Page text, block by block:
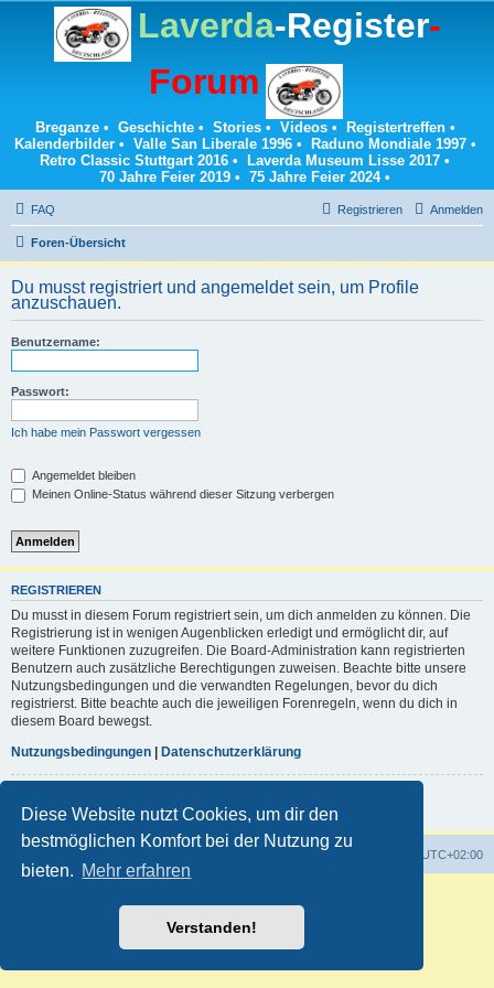
Diese Website nutzt Cookies, um dir den
bestmöglichen Komfort bei der Nutzung zu
bieten. Mehr erfahren
Verstanden!
Laverda-Register-
Forum
Breganze• Geschichte• Stories• Videos• Registertreffen•
Kalenderbilder• Valle San Liberale 1996• Raduno Mondiale 1997•
Retro Classic Stuttgart 2016 • Laverda Museum Lisse 2017 •
70 Jahre Feier 2019 • 75 Jahre Feier 2024•
FAQ Anmelden
Registrieren
Foren-Übersicht
Du musst registriert und angemeldet sein, um Profile
anzuschauen.
Benutzername:
Passwort:
Ich habe mein Passwort vergessen
Angemeldet bleiben
Meinen Online-Status während dieser Sitzung verbergen
REGISTRIEREN
Du musst in diesem Forum registriert sein, um dich anmelden zu können. Die
Registrierung ist in wenigen Augenblicken erledigt und ermöglicht dir, auf
weitere Funktionen zuzugreifen. Die Board-Administration kann registrierten
Benutzern auch zusätzliche Berechtigungen zuweisen. Beachte bitte unsere
Nutzungsbedingungen und die verwandten Regelungen, bevor du dich
registrierst. Bitte beachte auch die jeweiligen Forenregeln, wenn du dich in
diesem Board bewegst.
Nutzungsbedingungen
Datenschutzerklärung
UTC+02:00
Customized by